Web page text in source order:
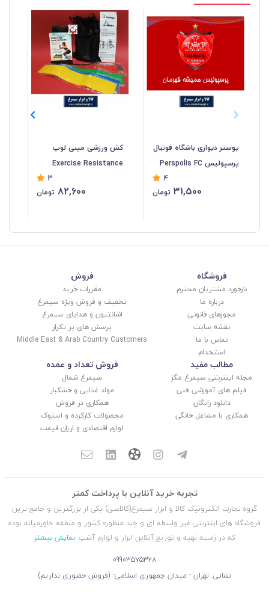
پوستر دیواری باشگاه فوتبال
پرسپولیس Perspolis FC
کاغذ گلاسه طرح همیشه
4
31,500 تومان
کش ورزشی مینی لوپ
Exercise Resistance
Belt در 5 رنگ و کشش
متنوع با کیف و جعبه VKB-
3
82,600 تومان
فروشگاه
بازخورد مشتریان محترم
درباره ما
مجوزهای قانونی
نقشه سایت
تماس با ما
استخدام
فروش
مقررات خرید
تخفیف و فروش ویژه سیمرغ
اشانتیون و هدایای سیمرغ
پرسش های پر تکرار
Middle East & Arab Country Customers
مطالب مفید
مجله اینترنتی سیمرغ مگز
فیلم های آموزشی فنی
دانلود رایگان
همکاری با مشاغل خانگی
فروش تعداد و عمده
سیمرغ شمال
مواد غذایی و خشکبار
همکاری در فروش
محصولات کارکرده و استوک
لوازم اقتصادی و ارزان قیمت
تجربه خرید آنلاین با پرداخت کمتر
گروه تجارت الکترونیک کالا و ابزار سیمرغ(کالاسی) یکی از بزرگترین و جامع ترین
فروشگاه های اینترنتی غیر واسطه ای و چند منظوره کشور و منطقه خاورمیانه بوده
که در زمینه تهیه و توزیع آنلاین ابزار و لوازم آشپ نمایش بیشتر
09903575328
نشانی: تهران - میدان جمهوری اسلامی- (فروش حضوری نداریم)